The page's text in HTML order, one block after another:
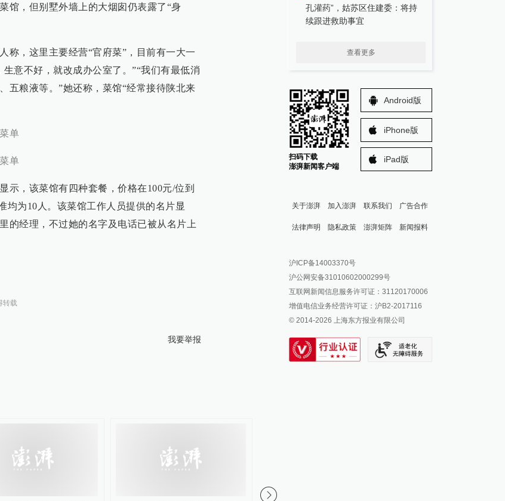
馆，但别墅外墙上的大烟囱仍表露了“身
称，这里主要经营“官府菜”，目前有一大一
意不好，就改成办公室了。”“我们有最低消
五粮液等。”她还称，菜馆“经常接待陕北来
单
单
示，该菜馆有四种套餐，价格在100元/位到
均为10人。该菜馆工作人员提供的名片显
的经理，不过她的名字及电话已被从名片上
转载
我要举报
孔灌药”，姑苏区住建委：将持
续跟进救助事宜
查看更多
扫码下载
澎湃新闻客户端
Android版
iPhone版
iPad版
关于澎湃 加入澎湃 联系我们 广告合作
法律声明 隐私政策 澎湃矩阵
澎湃新闻公众号
澎湃新闻抖音号
派生万物开放平台
IP SHANGHAI
SIXTH TONE
新闻报料
报料邮箱: news@thepaper.cn
沪ICP备14003370号
沪公网安备31010602000299号
互联网新闻信息服务许可证：31120170006
增值电信业务经营许可证：沪B2-2017116
© 2014-2026 上海东方报业有限公司